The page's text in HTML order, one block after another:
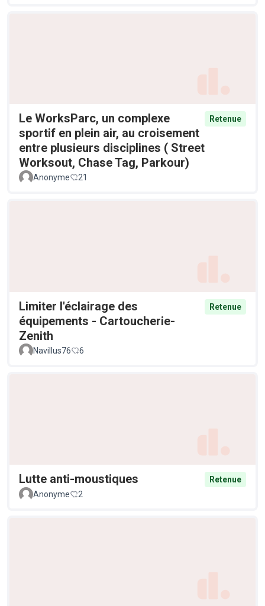
Le WorksParc, un complexe
sportif en plein air, au croisement
entre plusieurs disciplines ( Street
Worksout, Chase Tag, Parkour)
Retenue
Anonyme 21
Limiter l'éclairage des
équipements - Cartoucherie-
Zenith
Retenue
Navillus76 6
Lutte anti-moustiques
Retenue
Anonyme
2